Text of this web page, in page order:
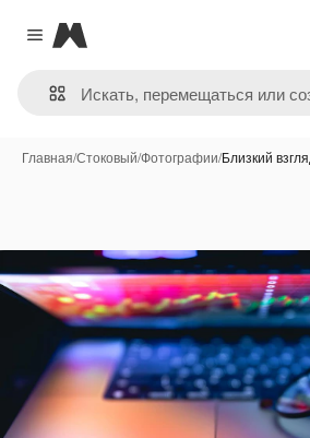
Close menu
Magnific
Главная/Стоковый/Фотографии/Близкий